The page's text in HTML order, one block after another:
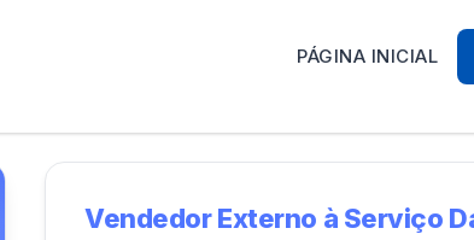
PÁGINA INICIAL
Vendedor Externo à Serviço